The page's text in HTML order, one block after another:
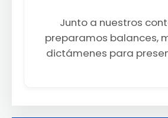
Junto a nuestros
preparamos balances,
dictámenes para